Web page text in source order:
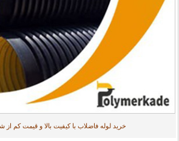
خرید لوله فاضلاب با کیفیت بالا و قیمت کم از